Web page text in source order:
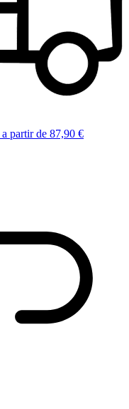
a partir de 87,90 €